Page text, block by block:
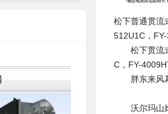
松下普通贯流
512U1C，
松下贯流式
C，FY-
胖东来风幕
沃尔玛山姆